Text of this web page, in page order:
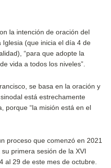
la intención de oración del
Iglesia (que inicia el día 4 de
“para que adopte la
vida a todos los niveles”.
se basa en la oración y
está estrechamente
porque “la misión está en el
proceso que comenzó en 2021
primera sesión de la XVI
al 29 de este mes de octubre.